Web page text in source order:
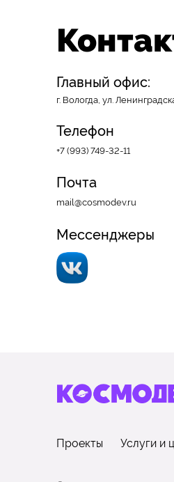
Главный офис:
г. Вологда, ул.
Телефон
+7 (993) 749-32-11
Почта
mail@cosmodev.ru
Мессенджеры
Проекты Услуги и